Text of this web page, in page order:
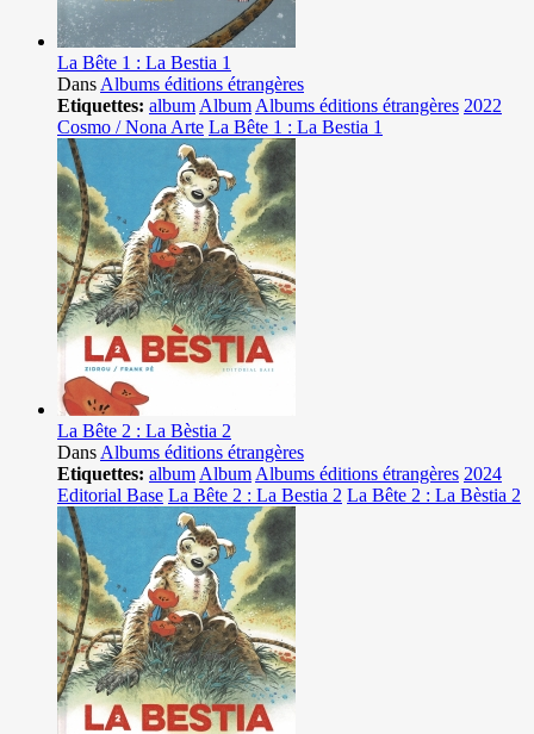
La Bête 1 : La Bestia 1
Dans Albums éditions étrangères
Etiquettes: album Album Albums éditions étrangères 2022
Cosmo / Nona Arte La Bête 1 : La Bestia 1
La Bête 2 : La Bèstia 2
Dans Albums éditions étrangères
Etiquettes: album Album Albums éditions étrangères 2024
Editorial Base La Bête 2 : La Bestia 2 La Bête 2 : La Bèstia 2